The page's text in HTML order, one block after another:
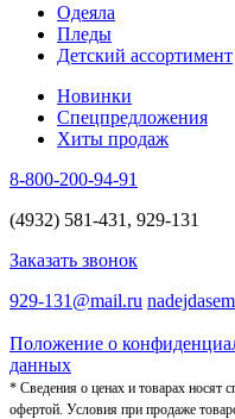
Одеяла
Пледы
Детский ассортимент
Новинки
Спецпредложения
Хиты продаж
8-800-200-94-91
(4932) 581-431, 929-131
Заказать звонок
929-131@mail.ru nadejdasem
Положение о
данных
* Сведения о ценах и товарах носят
офертой. Условия при продаже